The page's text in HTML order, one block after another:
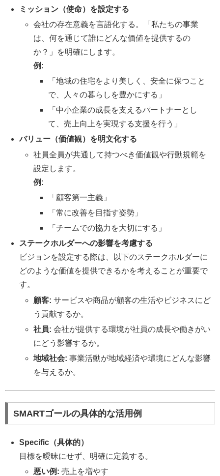
ミッション（使命）を設定する
会社の存在意義を言語化する。「私たちの事業
は、何を通じて誰にどんな価値を提供するの
か？」を明確にします。
例:
「地域の住宅をより美しく、安全に保つこと
で、人々の暮らしを豊かにする」
「中小企業の成長を支えるパートナーとし
て、売上向上を実現する支援を行う」
バリュー（価値観）を明文化する
社員全員が共通して持つべき価値観や行動規範を
設定します。
例:
「顧客第一主義」
「常に改善を目指す姿勢」
「チームでの協力を大切にする」
ステークホルダーへの影響を考慮する
ビジョンを設定する際は、以下のステークホルダーに
どのような価値を提供できるかを考えることが重要で
す。
顧客: サービスや商品が顧客の生活やビジネスにど
う貢献するか。
社員: 会社が提供する環境が社員の成長や働きがい
にどう影響するか。
地域社会: 事業活動が地域経済や環境にどんな影響
を与えるか。
SMARTゴールの具体的な活用例
Specific（具体的）
目標を曖昧にせず、明確に定義する。
悪い例: 売上を増やす